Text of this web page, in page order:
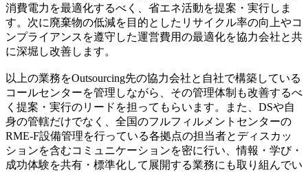
消費電力を最適化するべく、省エネ活動を提案・実行しま
す。次に廃棄物の低減を目的としたリサイクル率の向上やコ
ンプライアンスを遵守した運営費用の最適化を協力会社と共
に深堀し改善します。
以上の業務をOutsourcing先の協力会社と自社で構築している
コールセンターを管理しながら、その管理体制も改善するべ
く提案・実行のリードを担ってもらいます。また、DSや自
身の管轄だけでなく、全国のフルフィルメントセンターの
RME-F設備管理を行っている各拠点の担当者とディスカッ
ションを含むコミュニケーションを密に行い、情報・学び・
成功体験を共有・標準化して展開する業務にも取り組んでい